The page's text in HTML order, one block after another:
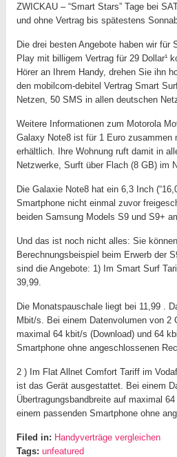
ZWICKAU – “Smart Stars” Tage bei
und ohne Vertrag bis spätestens
Die drei besten Angebote haben wir
Play mit billigem Vertrag für 29 Dollar¹
Hörer an Ihrem Handy, drehen Sie ihn
den mobilcom-debitel Vertrag Smart
Netzen, 50 SMS in allen deutschen
Weitere Informationen zum Motorola
Galaxy Note8 ist für 1 Euro zusammen
erhältlich. Ihre Wohnung ruft damit in
Netzwerke, Surft über Flach (8 GB) im
Die Galaxie Note8 hat ein 6,3 Inch
Smartphone nicht einmal zuvor
beiden Samsung Models S9 und S9+
Und das ist noch nicht alles: Sie
Berechnungsbeispiel beim Erwerb der
sind die Angebote: 1) Im Smart Surf
39,99.
Die Monatspauschale liegt bei 11,99 .
Mbit/s. Bei einem Datenvolumen von 2
maximal 64 kbit/s (Download) und 64
Smartphone ohne angeschlossenen
2 ) Im Flat Allnet Comfort Tariff im
ist das Gerät ausgestattet. Bei einem
Übertragungsbandbreite auf maximal
einem passenden Smartphone ohne
Filed in: Handyverträge vergleichen
Tags: unfeatured